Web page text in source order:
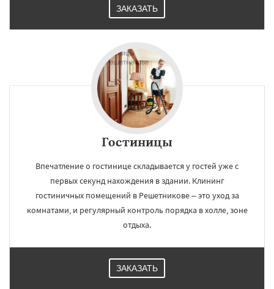
Работаем по
регионам
×
Софрино Томилино Тучково Уваровка
Фосфоритный Фряново
Черусти
ЗАКАЗАТЬ
Гостиницы
Впечатление о гостинице складывается у гостей уже с
первых секунд нахождения в здании. Клининг
гостиничных помещений в Решетникове – это уход за
комнатами, и регулярный контроль порядка в холле, зоне
отдыха.
ЗАКАЗАТЬ
УЗНАТЬ ПОДРОБНЕЕ ×